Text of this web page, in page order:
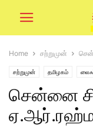
Home சற்றுமுன்
சற்றுமுன் தமிழகம்
சென்னை